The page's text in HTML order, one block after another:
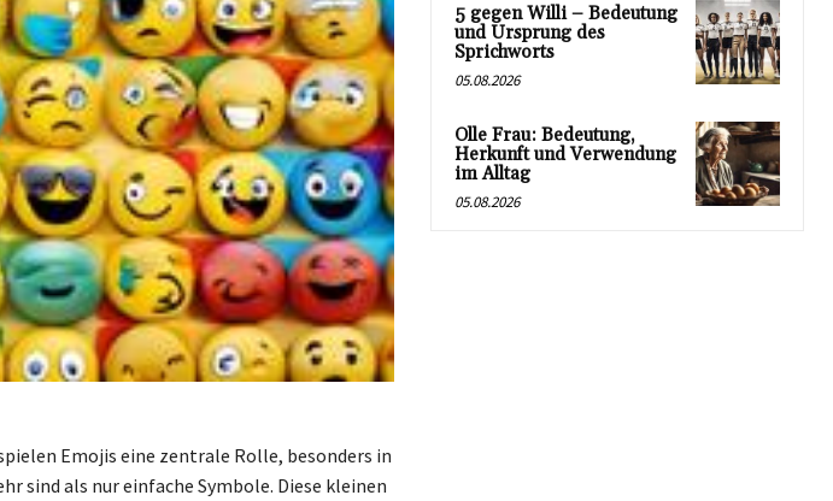
Emojis eine zentrale Rolle, besonders in
sind als nur einfache Symbole. Diese kleinen
5 gegen Willi – Bedeutung
und Ursprung des
Sprichworts
05.08.2026
Olle Frau: Bedeutung,
Herkunft und Verwendung
im Alltag
05.08.2026